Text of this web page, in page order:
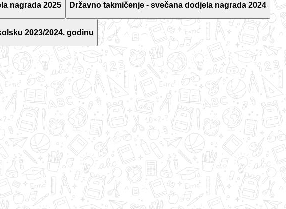
nagrada 2025 Državno takmičenje - svečana dodjela nagrada 2024
2023/2024. godinu